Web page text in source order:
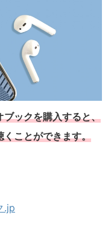
ブックを購入すると、
くことができます。
.jp